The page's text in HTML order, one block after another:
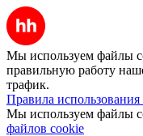
Мы используем файлы
правильную работу
трафик.
Правила
Мы используем файлы
файлов cookie